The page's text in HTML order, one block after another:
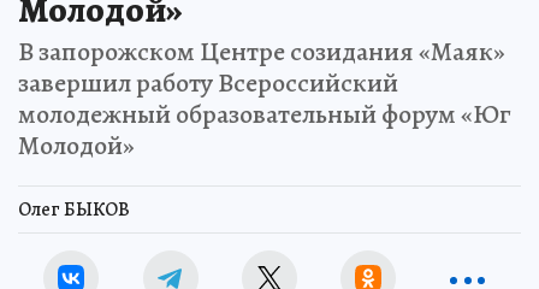
В запорожском Центре созидания «Маяк»
завершил работу Всероссийский
молодежный образовательный форум «Юг
Молодой»
Олег БЫКОВ